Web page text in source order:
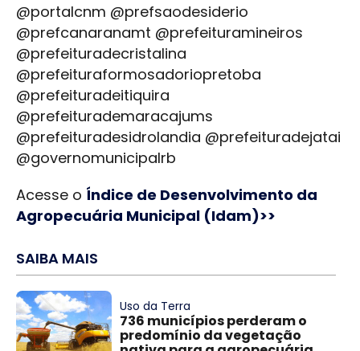
@portalcnm @prefsaodesiderio
@prefcanaranamt @prefeituramineiros
@prefeituradecristalina
@prefeituraformosadoriopretoba
@prefeituradeitiquira
@prefeiturademaracajums
@prefeituradesidrolandia @prefeituradejatai
@governomunicipalrb
Acesse o Índice de Desenvolvimento da
Agropecuária Municipal (Idam)>>
SAIBA MAIS
Uso da Terra
736 municípios perderam o
predomínio da vegetação